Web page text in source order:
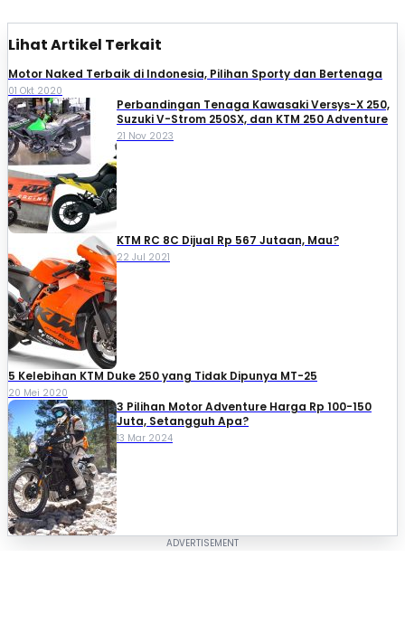
Lihat Artikel Terkait
Motor Naked Terbaik di Indonesia, Pilihan Sporty dan Bertenaga
01 Okt 2020
Perbandingan Tenaga Kawasaki Versys-X 250,
Suzuki V-Strom 250SX, dan KTM 250 Adventure
21 Nov 2023
KTM RC 8C Dijual Rp 567 Jutaan, Mau?
22 Jul 2021
5 Kelebihan KTM Duke 250 yang Tidak Dipunya MT-25
20 Mei 2020
3 Pilihan Motor Adventure Harga Rp 100-150
Juta, Setangguh Apa?
13 Mar 2024